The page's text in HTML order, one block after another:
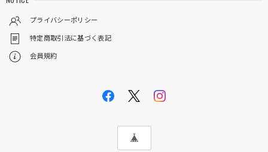
プライバシーポリシー
特定商取引法に基づく表記
会員規約